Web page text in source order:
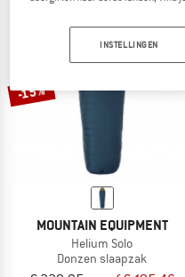
-15%
MOUNTAIN EQUIPMENT
Helium Solo
Donzen slaapzak
INSTELLINGEN